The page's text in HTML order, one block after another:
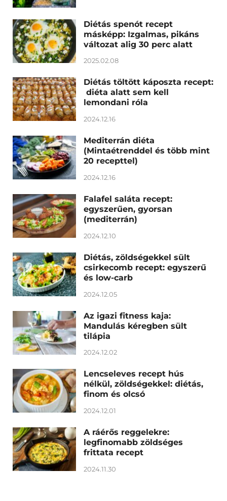
Diétás spenót recept
másképp: Izgalmas, pikáns
változat alig 30 perc alatt
2025.02.08
Diétás töltött káposzta recept:
diéta alatt sem kell
lemondani róla
2024.12.16
Mediterrán diéta
(Mintaétrenddel és több mint
20 recepttel)
2024.12.16
Falafel saláta recept:
egyszerűen, gyorsan
(mediterrán)
2024.12.10
Diétás, zöldségekkel sült
csirkecomb recept: egyszerű
és low-carb
2024.12.05
Az igazi fitness kaja:
Mandulás kéregben sült
tilápia
2024.12.02
Lencseleves recept hús
nélkül, zöldségekkel: diétás,
finom és olcsó
2024.12.01
A ráérős reggelekre:
legfinomabb zöldséges
frittata recept
2024.11.30